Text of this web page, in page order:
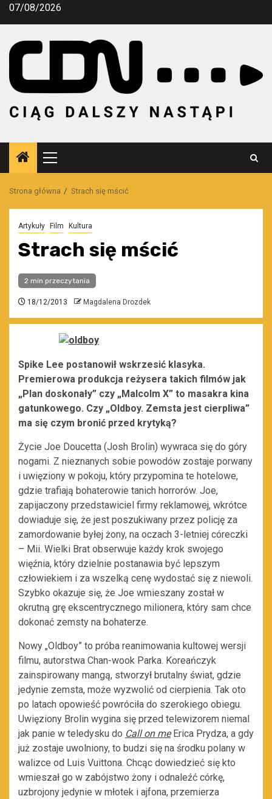
Przejdź
07/08/2026
Menu
główne
Strona główna Strach się mścić
Artykuły Film Kultura
Strach się mścić
2 min przeczytania
18/12/2013 Magdalena Drozdek
Spike Lee postanowił wskrzesić klasyka.
Premierowa produkcja reżysera takich filmów jak
„Plan doskonały” czy „Malcolm X” to masakra kina
gatunkowego. Czy „Oldboy. Zemsta jest cierpliwa”
ma się czym bronić przed krytyką?
Życie Joe Doucetta (Josh Brolin) wywraca się do góry
nogami. Z nieznanych sobie powodów zostaje porwany
i uwięziony w pokoju, który przypomina te hotelowe,
gdzie trafiają bohaterowie tanich horrorów. Joe,
zapijaczony przedstawiciel firmy reklamowej, wkrótce
dowiaduje się, że jest poszukiwany przez policję za
zamordowanie byłej żony, na oczach 3-letniej córeczki
– Mii. Wielki Brat obserwuje każdy krok swojego
więźnia, który dzielnie postanawia być lepszym
człowiekiem i za wszelką cenę wydostać się z niewoli.
Szybko okazuje się, że Joe wmieszany został w
okrutną grę ekscentrycznego milionera, który sam chce
dokonać zemsty na bohaterze.
Nowy „Oldboy” to próba reanimowania kultowej wersji
filmu, autorstwa Chan-wook Parka. Koreańczyk
zainspirowany mangą, stworzył brutalny świat, gdzie
jedynie zemsta, może wyzwolić od cierpienia. Tak oto
po latach opowieść powróciła do szerokiego obiegu.
Uwięziony Brolin wygina się przed telewizorem niemal
jak panie w teledysku do Call on me Erica Prydza, a gdy
już zostaje uwolniony, to budzi się na środku polany w
walizce od Luis Vuittona. Chcąc dowiedzieć się kto
wmieszał go w zabójstwo żony i odnaleźć córkę,
uzbrojony jedynie w młotek i ajfona, przemierza